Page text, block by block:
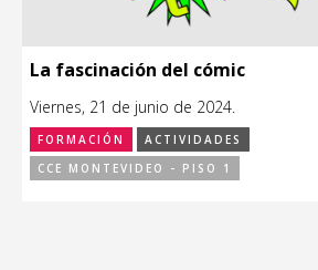
La fascinación del cómic
Viernes, 21 de junio de 2024.
FORMACIÓN
ACTIVIDADES
CCE MONTEVIDEO - PISO 1